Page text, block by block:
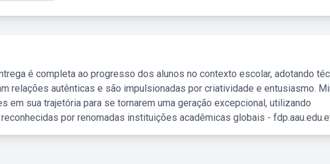
é completa ao progresso dos alunos no contexto escolar, adotando
relações autênticas e são impulsionadas por criatividade e entusiasmo.
em sua trajetória para se tornarem uma geração excepcional, utilizando
por renomadas instituições acadêmicas globais -